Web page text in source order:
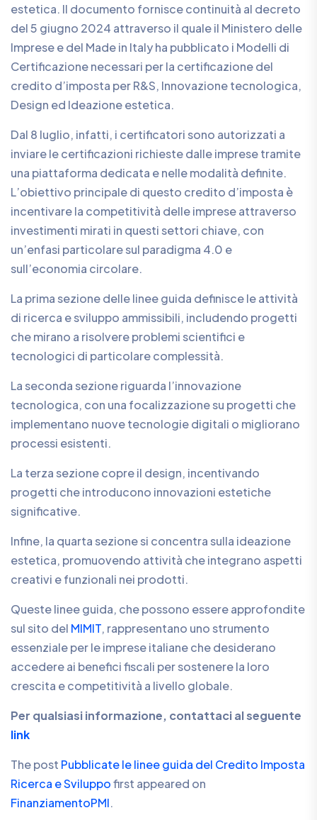
estetica. Il documento fornisce continuità al decreto
del 5 giugno 2024 attraverso il quale il Ministero delle
Imprese e del Made in Italy ha pubblicato i Modelli di
Certificazione necessari per la certificazione del
credito d’imposta per R&S, Innovazione tecnologica,
Design ed Ideazione estetica.
Dal 8 luglio, infatti, i certificatori sono autorizzati a
inviare le certificazioni richieste dalle imprese tramite
una piattaforma dedicata e nelle modalità definite.
L’obiettivo principale di questo credito d’imposta è
incentivare la competitività delle imprese attraverso
investimenti mirati in questi settori chiave, con
un’enfasi particolare sul paradigma 4.0 e
sull’economia circolare.
La prima sezione delle linee guida definisce le attività
di ricerca e sviluppo ammissibili, includendo progetti
che mirano a risolvere problemi scientifici e
tecnologici di particolare complessità.
La seconda sezione riguarda l’innovazione
tecnologica, con una focalizzazione su progetti che
implementano nuove tecnologie digitali o migliorano
processi esistenti.
La terza sezione copre il design, incentivando
progetti che introducono innovazioni estetiche
significative.
Infine, la quarta sezione si concentra sulla ideazione
estetica, promuovendo attività che integrano aspetti
creativi e funzionali nei prodotti.
Queste linee guida, che possono essere approfondite
sul sito del MIMIT, rappresentano uno strumento
essenziale per le imprese italiane che desiderano
accedere ai benefici fiscali per sostenere la loro
crescita e competitività a livello globale.
Per qualsiasi informazione, contattaci al seguente
link
The post Pubblicate le linee guida del Credito Imposta
Ricerca e Sviluppofirst appeared on
FinanziamentoPMI.